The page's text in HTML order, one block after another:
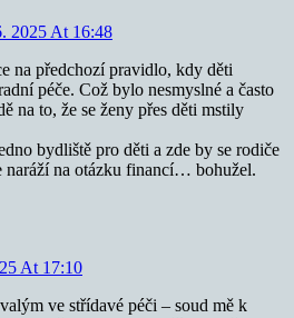
2025 At 16:48
na předchozí pravidlo, kdy děti
péče. Což bylo nesmyslné a často
na to, že se ženy přes děti mstily
bydliště pro děti a zde by se rodiče
naráží na otázku financí… bohužel.
At 17:10
ve střídavé péči – soud mě k